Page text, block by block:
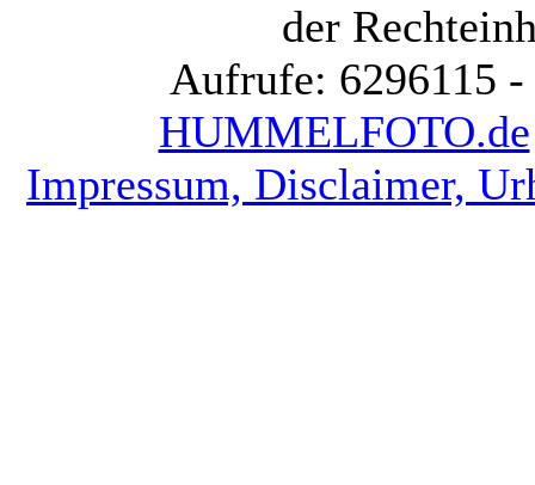
der
Aufrufe: 6296115
HUMMELFOTO.de
Impressum, Disclaimer,